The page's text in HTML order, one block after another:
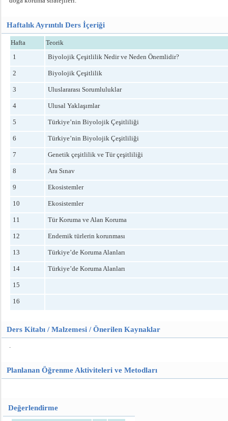
Haftalık Ayrıntılı Ders İçeriği
Hafta
Teorik
1
Biyolojik Çeşitlilik Nedir ve Neden Önemlidir?
2 Biyolojik Çeşitlilik
3 Uluslararası Sorumluluklar
4 Ulusal Yaklaşımlar
5 Türkiye’nin Biyolojik Çeşitliliği
6 Türkiye’nin Biyolojik Çeşitliliği
7 Genetik çeşitlilik ve Tür çeşitliliği
8 Ara Sınav
9 Ekosistemler
10 Ekosistemler
11 Tür Koruma ve Alan Koruma
12 Endemik türlerin korunması
13 Türkiye’de Koruma Alanları
14 Türkiye’de Koruma Alanları
15
16
Ders Kitabı / Malzemesi / Önerilen Kaynaklar
.
Planlanan Öğrenme Aktiviteleri ve Metodları
Değerlendirme